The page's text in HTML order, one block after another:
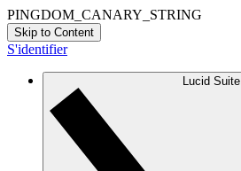
PINGDOM_CANARY_STRING
Skip to Content
S'identifier
Lucid Suite